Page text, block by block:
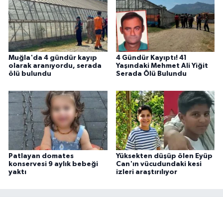
Muğla'da 4 gündür kayıp
olarak aranıyordu, serada
ölü bulundu
4 Gündür Kayıptı! 41
Yaşındaki Mehmet Ali Yiğit
Serada Ölü Bulundu
Patlayan domates
konservesi 9 aylık bebeği
yaktı
Yüksekten düşüp ölen Eyüp
Can'ın vücudundaki kesi
izleri araştırılıyor